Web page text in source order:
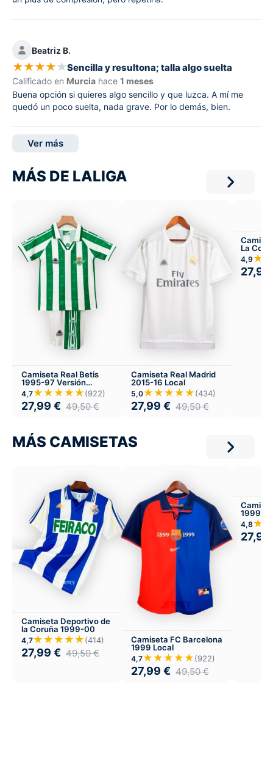
Beatriz B.
★★★★★Sencilla y resultona; talla algo suelta
Calificado en Murcia hace 1 meses
Buena opción si quieres algo sencillo y que luzca. A mí me
quedó un poco suelta, nada grave. Por lo demás, bien.
Ver más
MÁS DE LALIGA
Camiseta Real Betis
1995-97 Versión
Infantil Local
4,7★★★★★(922)
27,99 € 49,50€
Camiseta Real Madrid
2015-16 Local
5,0★★★★★(434)
27,99 € 49,50€
La
Local
4,9
27,99
MÁS CAMISETAS
Camiseta Deportivo de
la Coruña 1999-00
4,7★★★★★(414)
27,99 € 49,50€
Camiseta FC Barcelona
1999 Local
4,7★★★★★(922)
27,99 € 49,50€
1999-
4,8
27,99